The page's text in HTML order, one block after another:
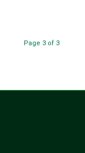
Page 3 of 3